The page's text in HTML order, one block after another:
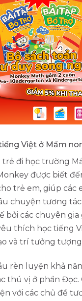
Việt ở Mầm
đi học trường
được biết
trẻ em, giúp
chuyện tương
bởi các chuyên
thích học tiếng
và trí tưởng
rèn luyện khả
thú vị ở phần Đọc.
với các chủ đề